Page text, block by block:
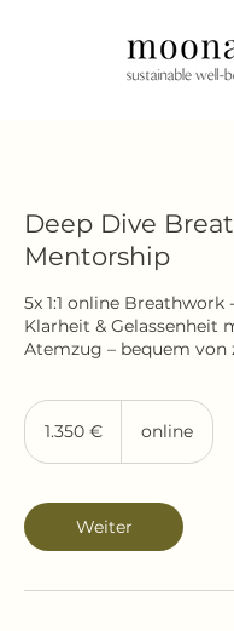
Deep Dive
Mentorship
5x 1:1 online Breathwork
Klarheit & Gelassenheit
Atemzug – bequem von
1.350
Euro1.350 € online
Weiter